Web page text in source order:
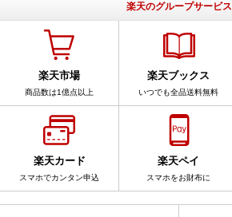
楽天のグループサービス
楽天市場
商品数は1億点以上
楽天ブックス
いつでも全品送料無料
楽天カード
スマホでカンタン申込
楽天ペイ
スマホをお財布に